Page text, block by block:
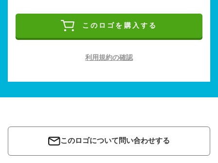
このロゴを購入する
利用規約の確認
このロゴについて問い合わせする